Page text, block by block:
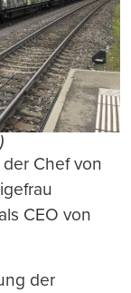
Chef von
CEO von
der